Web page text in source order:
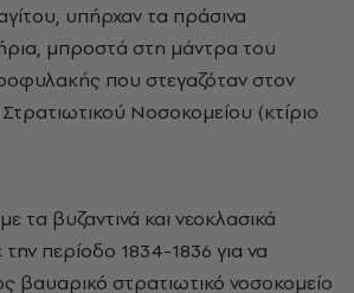
υπήρχαν τα πράσινα
μπροστά στη μάντρα του
που στεγαζόταν στον
Νοσοκομείου (κτίριο
τα βυζαντινά και νεοκλασικά
την περίοδο 1834-1836 για να
βαυαρικό στρατιωτικό νοσοκομείο